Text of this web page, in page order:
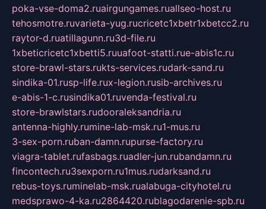
poka-vse-doma2.ruairgungames.ruallseo-host.ru
tehosmotre.ruvarieta-yug.rucricetc1xbetr1xbetcc2.ru
raytor-d.ruatillagunn.ru3d-file.ru
1xbeticricetc1xbetti5.ruuafoot-statti.rue-abis1c.ru
store-brawl-stars.rukts-services.rudark-sand.ru
sindika-01.rusp-life.rux-legion.rusib-archives.ru
e-abis-1-c.rusindika01.ruvenda-festival.ru
store-brawlstars.rudooraleksandria.ru
antenna-highly.rumine-lab-msk.ru1-mus.ru
3-sex-porn.ruban-damn.rupurse-factory.ru
viagra-tablet.rufasbags.ruadler-jun.rubandamn.ru
fincontech.ru3sexporn.ru1mus.rudarksand.ru
rebus-toys.ruminelab-msk.rualabuga-cityhotel.ru
medsprawo-4-ka.ru2864420.rublagodarenie-spb.ru